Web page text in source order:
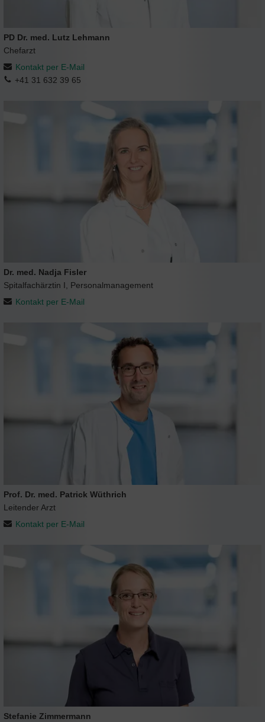
PD Dr. med. Lutz Lehmann
Chefarzt
Kontakt per E-Mail
+41 31 632 39 65
Dr. med. Nadja Fisler
Spitalfachärztin I, Personalmanagement
Kontakt per E-Mail
Prof. Dr. med. Patrick Wüthrich
Leitender Arzt
Kontakt per E-Mail
Stefanie Zimmermann